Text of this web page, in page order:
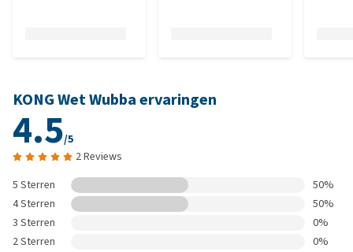
KONG Wet Wubba ervaringen
4.5/5
2 Reviews
5 Sterren
50%
4 Sterren
50%
3 Sterren
0%
2 Sterren
0%